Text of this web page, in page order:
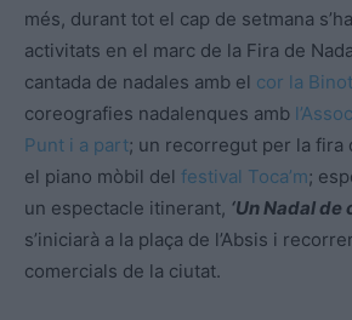
més, durant tot el cap de setmana
activitats en el marc de la Fira de
cantada de nadales amb el cor la
coreografies nadalenques amb
Punt i a part; un recorregut per la fira
el piano mòbil del festival Toca’m;
un espectacle itinerant, ‘Un Nadal de
s’iniciarà a la plaça de l’Absis i
comercials de la ciutat.